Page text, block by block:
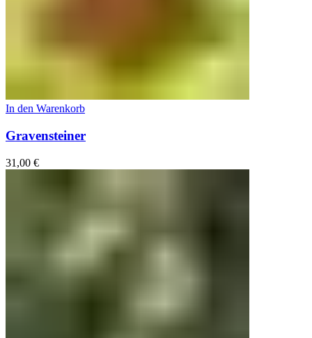
In den Warenkorb
Gravensteiner
31,00 €